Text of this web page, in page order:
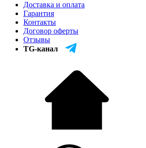
Доставка и оплата
Гарантия
Контакты
Договор оферты
Отзывы
TG-канал